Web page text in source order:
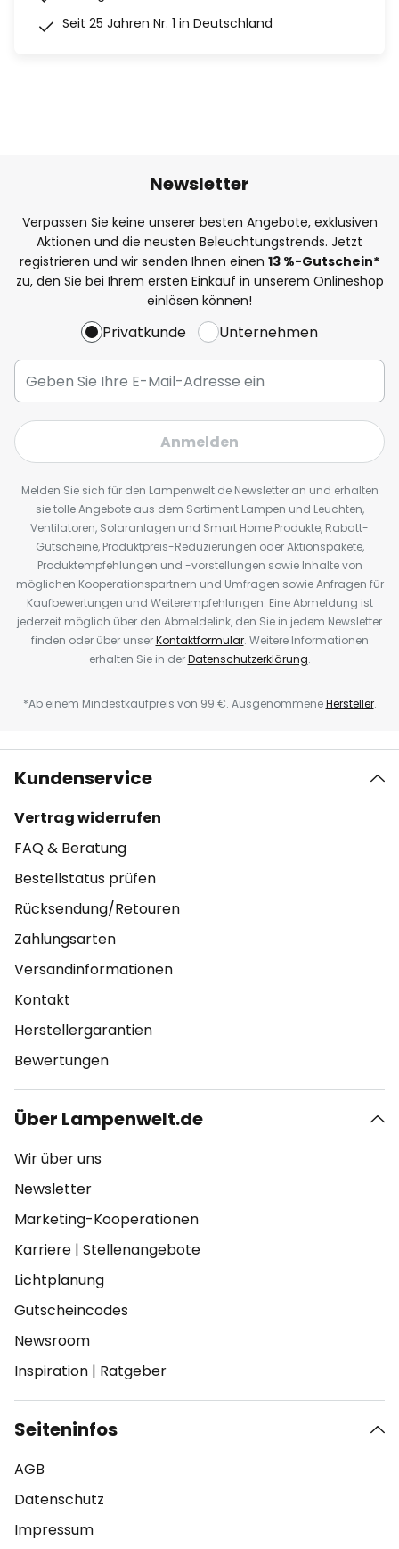
Seit 25 Jahren Nr. 1 in Deutschland
Newsletter
Verpassen Sie keine unserer besten Angebote, exklusiven
Aktionen und die neusten Beleuchtungstrends. Jetzt
registrieren und wir senden Ihnen einen 13 %-Gutschein*
zu, den Sie bei Ihrem ersten Einkauf in unserem Onlineshop
einlösen können!
Privatkunde Unternehmen
Anmelden
Melden Sie sich für den Lampenwelt.de Newsletter an und erhalten
sie tolle Angebote aus dem Sortiment Lampen und Leuchten,
Ventilatoren, Solaranlagen und Smart Home Produkte, Rabatt-
Gutscheine, Produktpreis-Reduzierungen oder Aktionspakete,
Produktempfehlungen und -vorstellungen sowie Inhalte von
möglichen Kooperationspartnern und Umfragen sowie Anfragen für
Kaufbewertungen und Weiterempfehlungen. Eine Abmeldung ist
jederzeit möglich über den Abmeldelink, den Sie in jedem Newsletter
finden oder über unserKontaktformular. Weitere Informationen
erhalten Sie in derDatenschutzerklärung.
*Ab einem Mindestkaufpreis von 99 €. AusgenommeneHersteller.
Kundenservice
Vertrag widerrufen
FAQ & Beratung
Bestellstatus prüfen
Rücksendung/Retouren
Zahlungsarten
Versandinformationen
Kontakt
Herstellergarantien
Bewertungen
Über Lampenwelt.de
Wir über uns
Newsletter
Marketing-Kooperationen
Karriere | Stellenangebote
Lichtplanung
Gutscheincodes
Newsroom
Inspiration | Ratgeber
Seiteninfos
AGB
Datenschutz
Impressum